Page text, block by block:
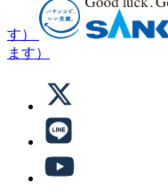
す）
ます）